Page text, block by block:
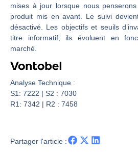
mises à jour lorsque nous
produit mis en avant. Le suivi
désactivé. Les objectifs et seuils
titre informatif, ils évoluent en
marché.
Analyse Technique :
S1: 7222 | S2 : 7030
R1: 7342 | R2 : 7458
Partager l'article :